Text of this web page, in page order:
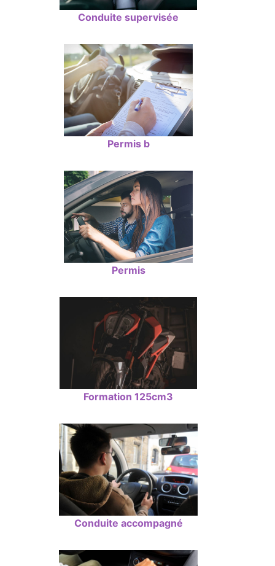
Conduite supervisée
Permis b
Permis
Formation 125cm3
Conduite accompagné